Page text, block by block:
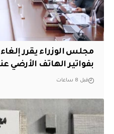
مجلس الوزراء يقرر
بفواتير الهاتف الأرضي
قبل 8 ساعات